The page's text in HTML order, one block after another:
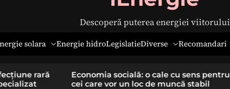
Descoperă puterea energiei viitorului
solara Energie hidroLegislatieDiverse Recomandari
cu sens pentru
stabil
Hernia ombilicală la adulți: cauze,
simptome și tratament chirurgical